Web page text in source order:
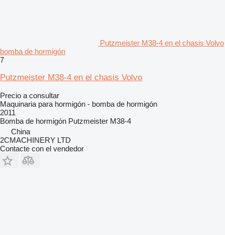
Putzmeister M38-4 en el chasis Volvo
bomba de hormigón
7
Putzmeister M38-4 en el chasis Volvo
Precio a consultar
Maquinaria para hormigón - bomba de hormigón
2011
Bomba de hormigón Putzmeister M38-4
China
2CMACHINERY LTD
Contacte con el vendedor